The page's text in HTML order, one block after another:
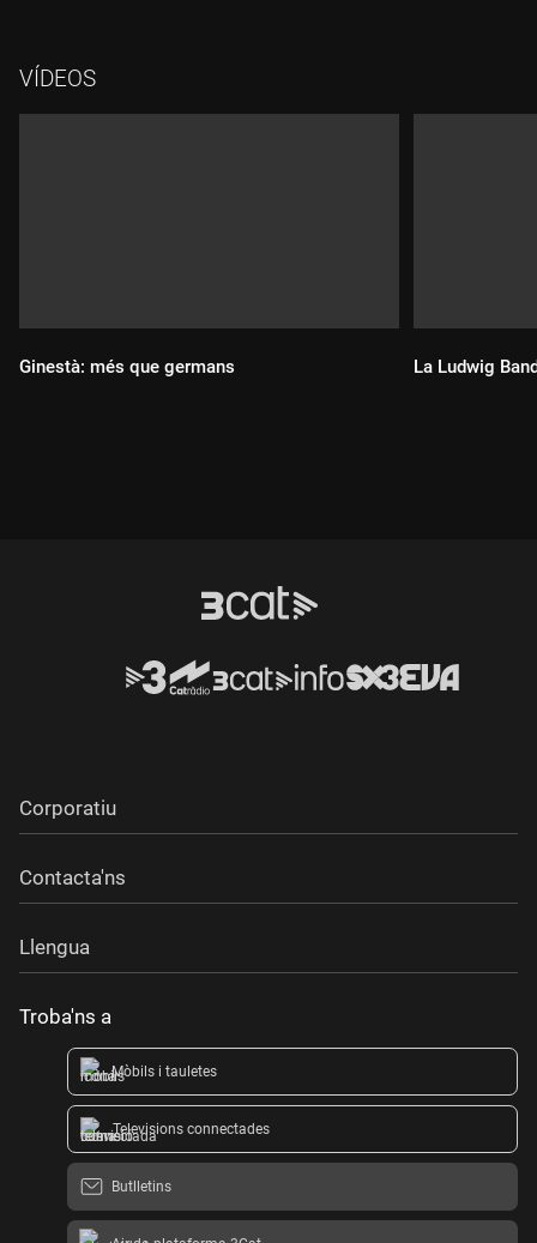
Durada:
VÍDEOS
Ginestà: més que germans La Ludwig
Corporatiu
Contacta'ns
Llengua
Troba'ns a
Mòbils i tauletes
Televisions connectades
Butlletins